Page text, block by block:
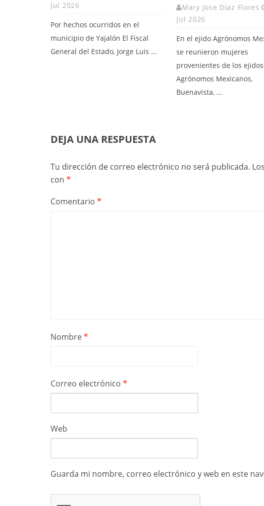
Jul 2026
Por hechos ocurridos en el
municipio de Yajalón El Fiscal
General del Estado, Jorge Luis ...
Mary Jose Díaz Flores
Jul 2026
En el ejido Agrónomos
se reunieron mujeres
provenientes de los ejidos
Agrónomos Mexicanos,
Buenavista, ...
DEJA UNA RESPUESTA
Tu dirección de correo electrónico no será publicada.
con *
Comentario *
Nombre*
Correo electrónico *
Web
Guarda mi nombre, correo electrónico y web en este